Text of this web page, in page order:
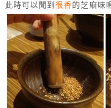
此時可以聞到很香的芝麻味